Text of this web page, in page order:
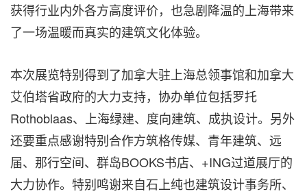
获得行业内外各方高度评价，也急剧降温的上海带来
了一场温暖而真实的建筑文化体验。
本次展览特别得到了加拿大驻上海总领事馆和加拿大
艾伯塔省政府的大力支持，协办单位包括罗托
Rothoblaas、上海绿建、度向建筑、成执设计。另外
还要重点感谢特别合作方筑格传媒、青年建筑、远
届、那行空间、群岛BOOKS书店、+ING过道展厅的
大力协作。特别鸣谢来自石上纯也建筑设计事务所、